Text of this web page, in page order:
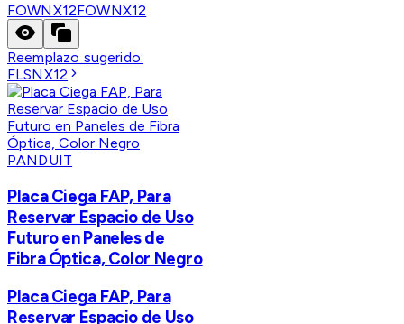
FOWNX12FOWNX12
Reemplazo sugerido:
FLSNX12
PANDUIT
Placa Ciega FAP, Para
Reservar Espacio de Uso
Futuro en Paneles de
Fibra Óptica, Color Negro
Placa Ciega FAP, Para
Reservar Espacio de Uso